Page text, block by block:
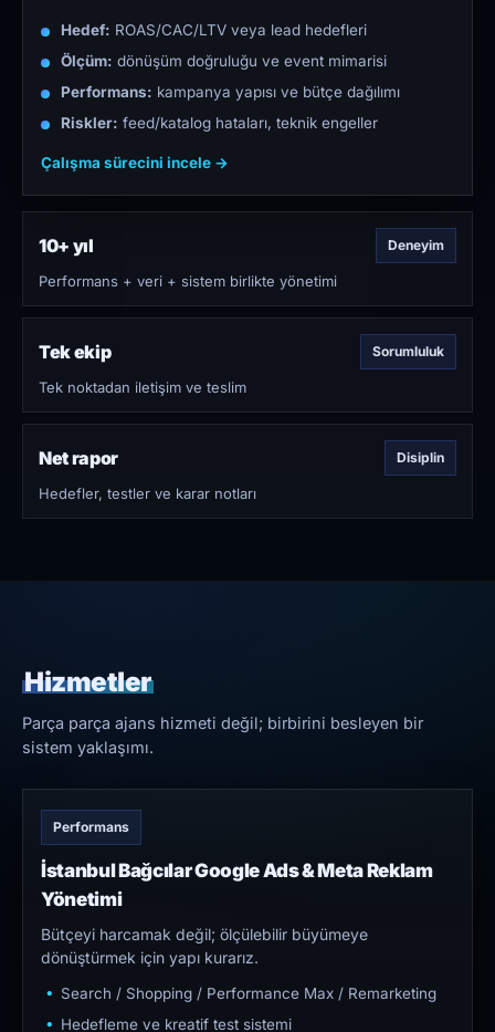
Hedef: ROAS/CAC/LTV veya lead hedefleri
Ölçüm: dönüşüm doğruluğu ve event mimarisi
Performans: kampanya yapısı ve bütçe dağılımı
Riskler: feed/katalog hataları, teknik engeller
Çalışma sürecini incele →
10+ yıl Deneyim
Performans + veri + sistem birlikte yönetimi
Tek ekip Sorumluluk
Tek noktadan iletişim ve teslim
Net rapor Disiplin
Hedefler, testler ve karar notları
Hizmetler
Parça parça ajans hizmeti değil; birbirini besleyen bir
sistem yaklaşımı.
Performans
İstanbul Bağcılar Google Ads & Meta Reklam
Yönetimi
Bütçeyi harcamak değil; ölçülebilir büyümeye
dönüştürmek için yapı kurarız.
Search / Shopping / Performance Max / Remarketing
Hedefleme ve kreatif test sistemi